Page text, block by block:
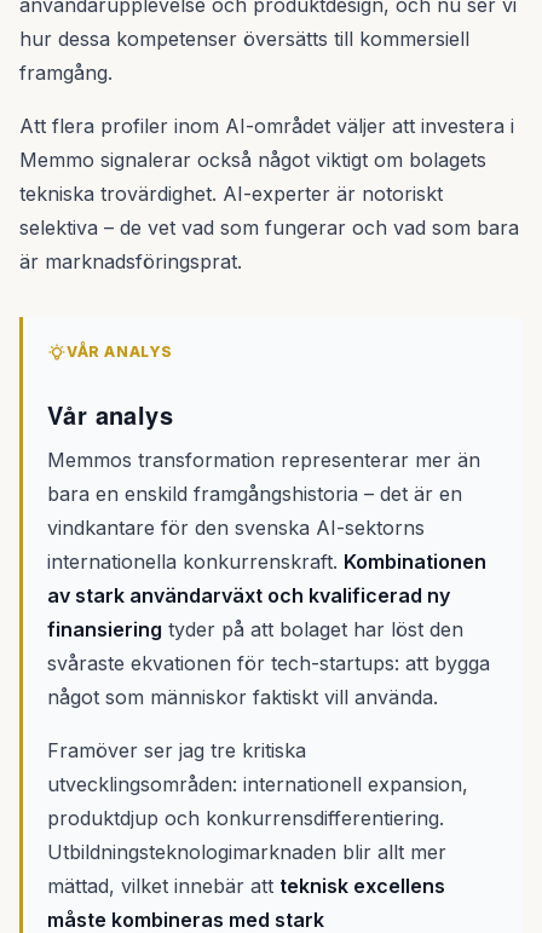
användarupplevelse och produktdesign, och nu ser vi
hur dessa kompetenser översätts till kommersiell
framgång.
Att flera profiler inom AI-området väljer att investera i
Memmo signalerar också något viktigt om bolagets
tekniska trovärdighet. AI-experter är notoriskt
selektiva – de vet vad som fungerar och vad som bara
är marknadsföringsprat.
VÅR ANALYS
Vår analys
Memmos transformation representerar mer än
bara en enskild framgångshistoria – det är en
vindkantare för den svenska AI-sektorns
internationella konkurrenskraft. Kombinationen
av stark användarväxt och kvalificerad ny
finansiering tyder på att bolaget har löst den
svåraste ekvationen för tech-startups: att bygga
något som människor faktiskt vill använda.
Framöver ser jag tre kritiska
utvecklingsområden: internationell expansion,
produktdjup och konkurrensdifferentiering.
Utbildningsteknologimarknaden blir allt mer
mättad, vilket innebär att teknisk excellens
måste kombineras med stark